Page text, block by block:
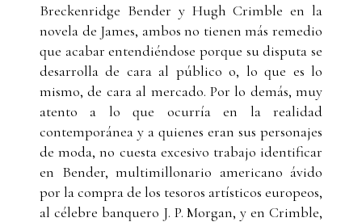
Breckenridge Bender y Hugh Crimble en la
novela de James, ambos no tienen más remedio
que acabar entendiéndose porque su disputa se
desarrolla de cara al público o, lo que es lo
mismo, de cara al mercado. Por lo demás, muy
atento a lo que ocurría en la realidad
contemporánea y a quienes eran sus personajes
de moda, no cuesta excesivo trabajo identificar
en Bender, multimillonario americano ávido
por la compra de los tesoros artísticos europeos,
al célebre banquero J. P. Morgan, y en Crimble,